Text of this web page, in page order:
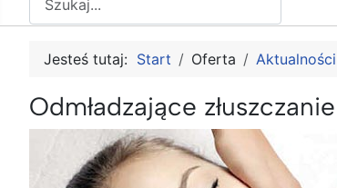
Jesteś tutaj: Start Oferta Aktualności
Odmładzające